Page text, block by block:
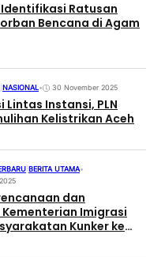
Identifikasi Ratusan
Bencana di Agam
NASIONAL• 30 November 2025
Lintas Instansi, PLN
Kelistrikan Aceh
BERITA UTAMA•
dan
Kementerian Imigrasi
Kunker ke